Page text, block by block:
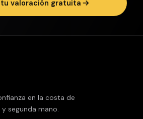
valoración gratuita
en la costa de
segunda mano.